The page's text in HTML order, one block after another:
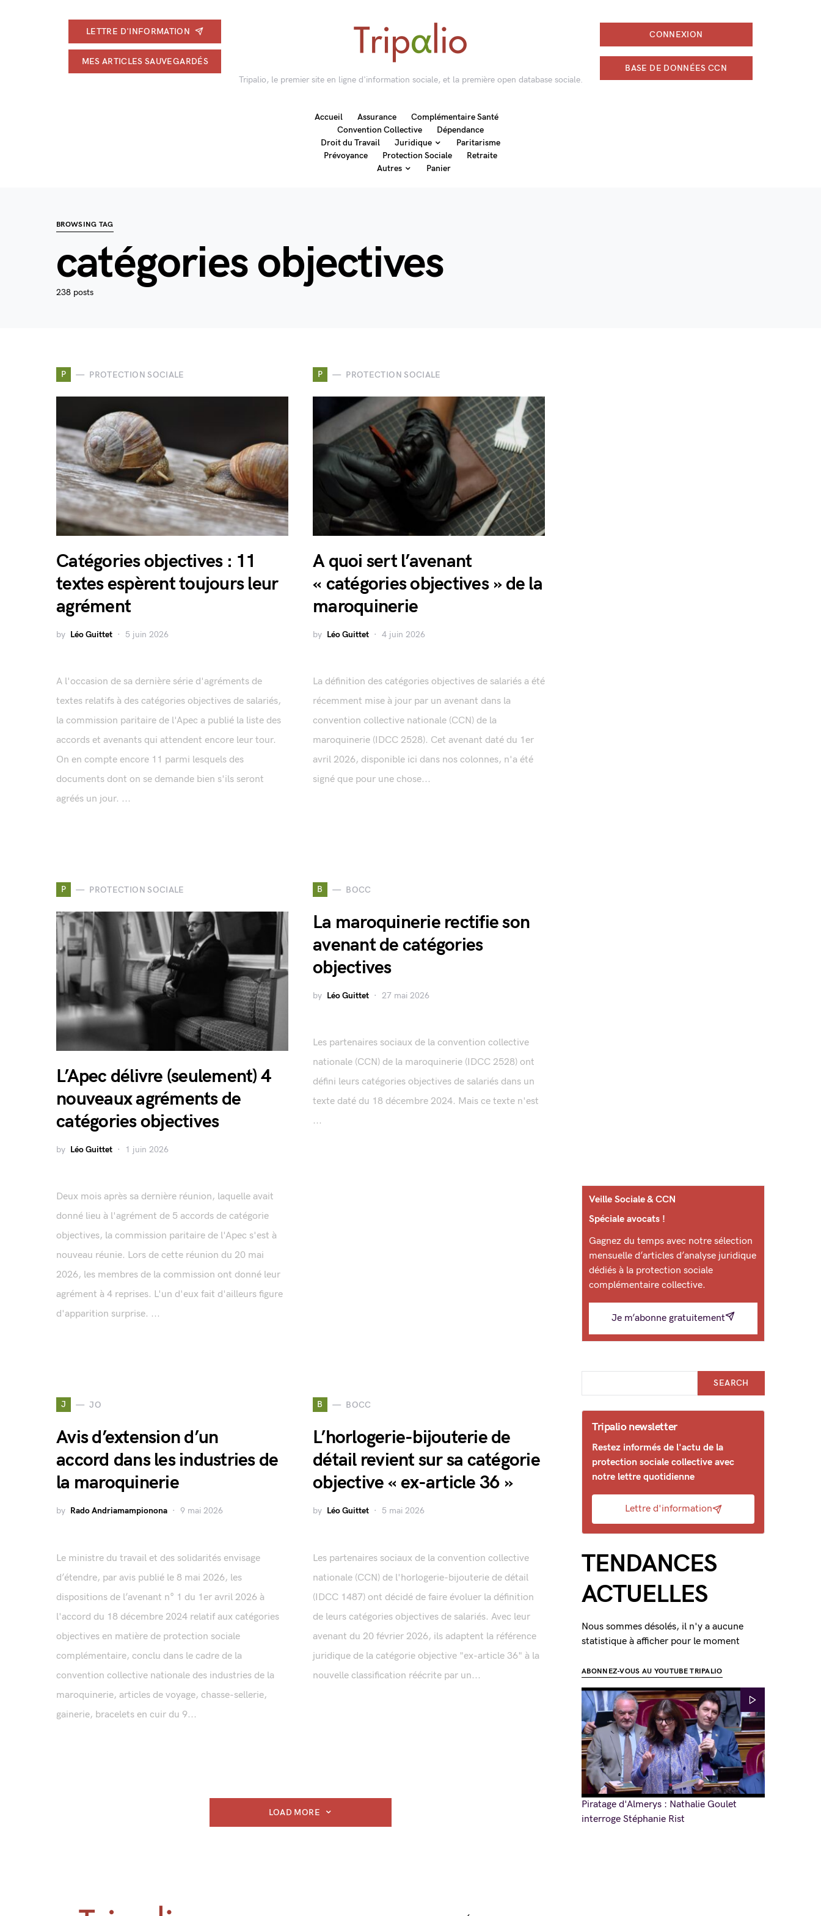
LETTRE D'INFORMATION
MES ARTICLES SAUVEGARDÉS
Tripalio, le premier site en ligne d'information sociale, et la première open database sociale.
CONNEXION
BASE DE DONNÉES CCN
Accueil Assurance
Complémentaire Santé
Convention Collective
Dépendance
Droit du Travail
Juridique
Paritarisme
Prévoyance
Protection Sociale
Retraite
Autres
Panier
BROWSING TAG
catégories objectives
238 posts
P PROTECTION SOCIALE
Catégories objectives : 11
textes espèrent toujours leur
agrément
by Léo Guittet 5 juin 2026
A l'occasion de sa dernière série d'agréments de
textes relatifs à des catégories objectives de salariés,
la commission paritaire de l'Apec a publié la liste des
accords et avenants qui attendent encore leur tour.
On en compte encore 11 parmi lesquels des
documents dont on se demande bien s'ils seront
agréés un jour. ...
P PROTECTION SOCIALE
A quoi sert l’avenant
« catégories objectives » de la
maroquinerie
by Léo Guittet 4 juin 2026
La définition des catégories objectives de salariés a été
récemment mise à jour par un avenant dans la
convention collective nationale (CCN) de la
maroquinerie (IDCC 2528). Cet avenant daté du 1er
avril 2026, disponible ici dans nos colonnes, n'a été
signé que pour une chose...
P PROTECTION SOCIALE
L’Apec délivre (seulement) 4
nouveaux agréments de
catégories objectives
by Léo Guittet 1 juin 2026
Deux mois après sa dernière réunion, laquelle avait
donné lieu à l'agrément de 5 accords de catégorie
objectives, la commission paritaire de l'Apec s'est à
nouveau réunie. Lors de cette réunion du 20 mai
2026, les membres de la commission ont donné leur
agrément à 4 reprises. L'un d'eux fait d'ailleurs figure
d'apparition surprise. ...
B BOCC
La maroquinerie rectifie son
avenant de catégories
objectives
by Léo Guittet 27 mai 2026
Les partenaires sociaux de la convention collective
nationale (CCN) de la maroquinerie (IDCC 2528) ont
défini leurs catégories objectives de salariés dans un
texte daté du 18 décembre 2024. Mais ce texte n'est
...
J JO
Avis d’extension d’un
accord dans les industries de
la maroquinerie
by Rado Andriamampionona 9 mai 2026
Le ministre du travail et des solidarités envisage
d’étendre, par avis publié le 8 mai 2026, les
dispositions de l’avenant n° 1 du 1er avril 2026 à
l'accord du 18 décembre 2024 relatif aux catégories
objectives en matière de protection sociale
complémentaire, conclu dans le cadre de la
convention collective nationale des industries de la
maroquinerie, articles de voyage, chasse-sellerie,
gainerie, bracelets en cuir du 9...
B BOCC
L’horlogerie-bijouterie de
détail revient sur sa catégorie
objective « ex-article 36 »
by Léo Guittet 5 mai 2026
Les partenaires sociaux de la convention collective
nationale (CCN) de l'horlogerie-bijouterie de détail
(IDCC 1487) ont décidé de faire évoluer la définition
de leurs catégories objectives de salariés. Avec leur
avenant du 20 février 2026, ils adaptent la référence
juridique de la catégorie objective "ex-article 36" à la
nouvelle classification réécrite par un...
LOAD MORE
Veille Sociale & CCN
Spéciale avocats !
Gagnez du temps avec notre sélection
mensuelle d’articles d’analyse juridique
dédiés à la protection sociale
complémentaire collective.
Je m’abonne gratuitement
SEARCH
Tripalio newsletter
Restez informés de l'actu de la
protection sociale collective avec
notre lettre quotidienne
Lettre d'information
TENDANCES
ACTUELLES
Nous sommes désolés, il n'y a aucune
statistique à afficher pour le moment
ABONNEZ-VOUS AU YOUTUBE TRIPALIO
Piratage d'Almerys : Nathalie Goulet
interroge Stéphanie Rist